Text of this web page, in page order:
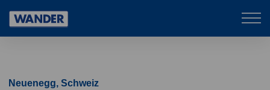
Wander
Neuenegg, Schweiz